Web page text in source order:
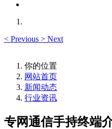
< Previous > Next
你的位置
网站首页
新闻动态
行业资讯
专网通信手持终端